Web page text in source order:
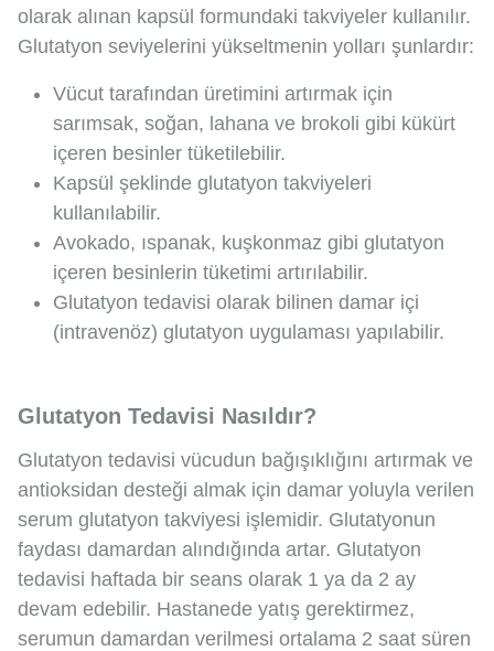
olarak alınan kapsül formundaki takviyeler kullanılır.
Glutatyon seviyelerini yükseltmenin yolları şunlardır:
Vücut tarafından üretimini artırmak için
sarımsak, soğan, lahana ve brokoli gibi kükürt
içeren besinler tüketilebilir.
Kapsül şeklinde glutatyon takviyeleri
kullanılabilir.
Avokado, ıspanak, kuşkonmaz gibi glutatyon
içeren besinlerin tüketimi artırılabilir.
Glutatyon tedavisi olarak bilinen damar içi
(intravenöz) glutatyon uygulaması yapılabilir.
Glutatyon Tedavisi Nasıldır?
Glutatyon tedavisi vücudun bağışıklığını artırmak ve
antioksidan desteği almak için damar yoluyla verilen
serum glutatyon takviyesi işlemidir. Glutatyonun
faydası damardan alındığında artar. Glutatyon
tedavisi haftada bir seans olarak 1 ya da 2 ay
devam edebilir. Hastanede yatış gerektirmez,
serumun damardan verilmesi ortalama 2 saat süren